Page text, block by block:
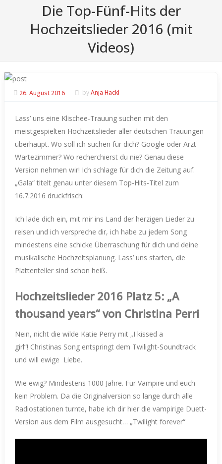
Die Top-Fünf-Hits der
Hochzeitslieder 2016 (mit
Videos)
26. August 2016 byAnja Hackl
Lass’ uns eine Klischee-Trauung suchen mit den
meistgespielten Hochzeitslieder aller deutschen Trauungen
überhaupt. Wo soll ich suchen für dich? Google oder Arzt-
Wartezimmer? Wo recherchierst du nie? Genau diese
Version nehmen wir! Ich schlage für dich die Zeitung auf.
„Gala“ titelt genau unter diesem Top-Hits-Titel zum
16.7.2016 druckfrisch:
Ich lade dich ein, mit mir ins Land der herzigen Lieder zu
reisen und ich verspreche dir, ich habe zu jedem Song
mindestens eine schicke Überraschung für dich und deine
musikalische Hochzeltsplanung. Lass’ uns starten, die
Plattenteller sind schon heiß.
Hochzeitslieder 2016 Platz 5: „A
thousand years“ von Christina Perri
Nein, nicht die wilde Katie Perry mit „I kissed a
girl“! Christinas Song entspringt dem Twilight-Soundtrack
und will ewige Liebe.
Wie ewig? Mindestens 1000 Jahre. Für Vampire und euch
kein Problem. Da die Originalversion so lange durch alle
Radiostationen turnte, habe ich dir hier die vampirige Duett-
Version aus dem Film ausgesucht… „Twilight forever“